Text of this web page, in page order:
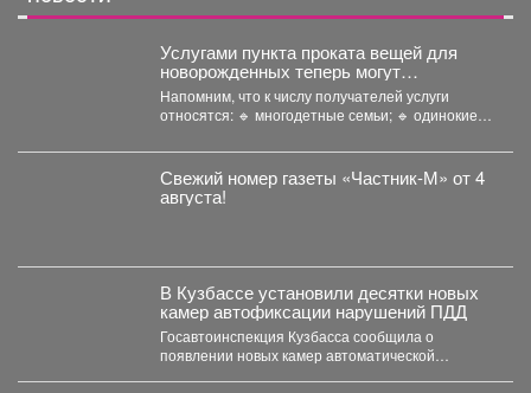
Услугами пункта проката вещей для
новорожденных теперь могут
воспользоваться молодые родители в
возрасте до 35 лет включительно.
Напомним, что к числу получателей услуги
относятся: 🔹 многодетные семьи; 🔹 одинокие
Свежий номер газеты «Частник‑М» от 4
августа!
В Кузбассе установили десятки новых
камер автофиксации нарушений ПДД
Госавтоинспекция Кузбасса сообщила о
появлении новых камер автоматической